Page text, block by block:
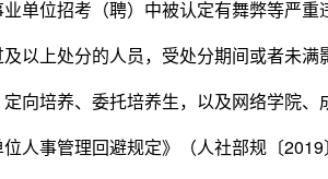
位招考（聘）中被认定有舞弊等严重
上处分的人员，受处分期间或者未满
培养、委托培养生，以及网络学院、
事管理回避规定》（人社部规〔2019